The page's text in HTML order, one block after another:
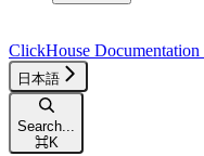
ClickHouse Documentation
日本語
Search...
⌘K